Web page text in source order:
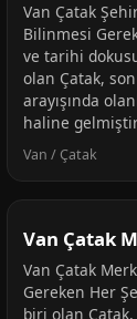
Van Çatak
Bilinmesi
ve tarihi
olan Çatak,
arayışında
haline
Van / Çatak
Van Çatak
Van Çatak
Gereken Her
biri olan Çatak,